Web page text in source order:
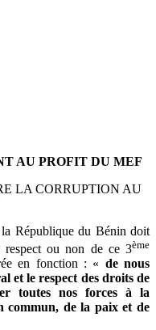
AU PROFIT DU MEF
LA CORRUPTION AU
République du Bénin doit
respect ou non de ce 3ème
en fonction : « de nous
et le respect des droits de
toutes nos forces à la
commun, de la paix et de